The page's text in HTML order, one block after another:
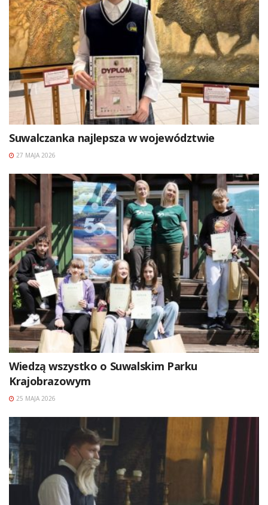
Suwalczanka najlepsza w województwie
27 MAJA 2026
Wiedzą wszystko o Suwalskim Parku
Krajobrazowym
25 MAJA 2026